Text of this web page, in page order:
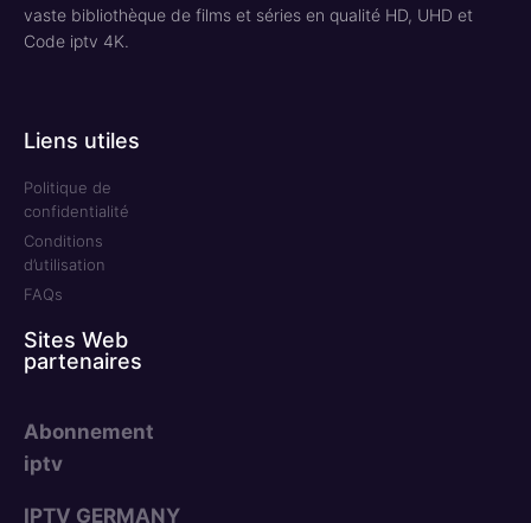
vaste bibliothèque de films et séries en qualité HD, UHD et
Code iptv 4K.
Liens utiles
Politique de
confidentialité
Conditions
d’utilisation
FAQs
Sites Web
partenaires
Abonnement
iptv
IPTV GERMANY